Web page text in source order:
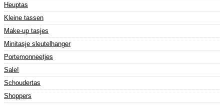
Heuptas
Kleine tassen
Make-up tasjes
Minitasje sleutelhanger
Portemonneetjes
Sale!
Schoudertas
Shoppers